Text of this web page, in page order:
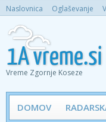
Naslovnica Oglaševanje
Vreme Zgornje Koseze
DOMOV